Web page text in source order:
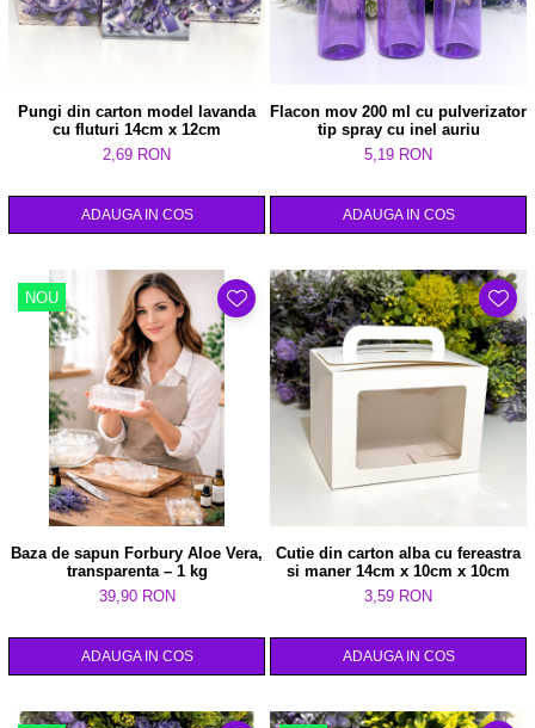
Pungi din carton model lavanda
cu fluturi 14cm x 12cm
2,69 RON
ADAUGA IN COS
Flacon mov 200 ml cu pulverizator
tip spray cu inel auriu
5,19 RON
ADAUGA IN COS
NOU
Baza de sapun Forbury Aloe Vera,
transparenta – 1 kg
39,90 RON
ADAUGA IN COS
Cutie din carton alba cu fereastra
si maner 14cm x 10cm x 10cm
3,59 RON
ADAUGA IN COS